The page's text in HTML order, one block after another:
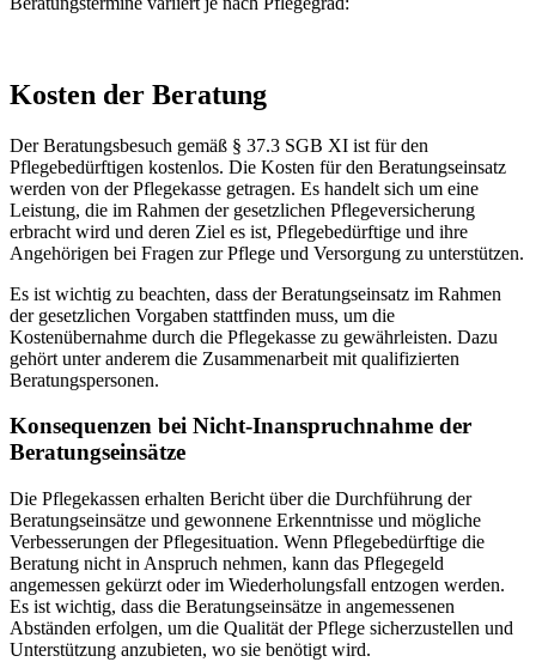
Kosten der Beratung
Der Beratungsbesuch gemäß § 37.3 SGB XI ist für den
Pflegebedürftigen kostenlos. Die Kosten für den Beratungseinsatz
werden von der Pflegekasse getragen. Es handelt sich um eine
Leistung, die im Rahmen der gesetzlichen Pflegeversicherung
erbracht wird und deren Ziel es ist, Pflegebedürftige und ihre
Angehörigen bei Fragen zur Pflege und Versorgung zu unterstützen.
Es ist wichtig zu beachten, dass der Beratungseinsatz im Rahmen
der gesetzlichen Vorgaben stattfinden muss, um die
Kostenübernahme durch die Pflegekasse zu gewährleisten. Dazu
gehört unter anderem die Zusammenarbeit mit qualifizierten
Beratungspersonen.
Konsequenzen bei Nicht-Inanspruchnahme der
Beratungseinsätze
Die Pflegekassen erhalten Bericht über die Durchführung der
Beratungseinsätze und gewonnene Erkenntnisse und mögliche
Verbesserungen der Pflegesituation. Wenn Pflegebedürftige die
Beratung nicht in Anspruch nehmen, kann das Pflegegeld
angemessen gekürzt oder im Wiederholungsfall entzogen werden.
Es ist wichtig, dass die Beratungseinsätze in angemessenen
Abständen erfolgen, um die Qualität der Pflege sicherzustellen und
Unterstützung anzubieten, wo sie benötigt wird.